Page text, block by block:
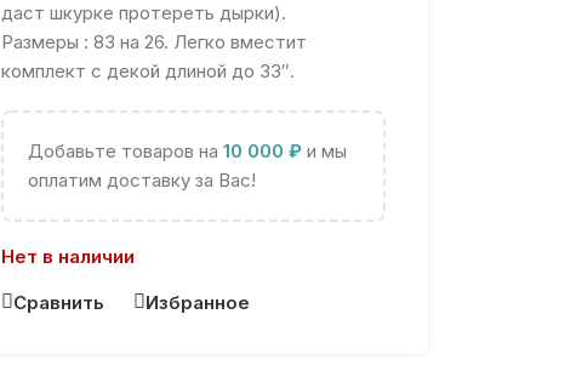
даст шкурке протереть дырки).
Размеры : 83 на 26. Легко вместит
комплект с декой длиной до 33″.
Добавьте товаров на 10 000 ₽и мы
оплатим доставку за Вас!
Нет в наличии
Сравнить
Избранное